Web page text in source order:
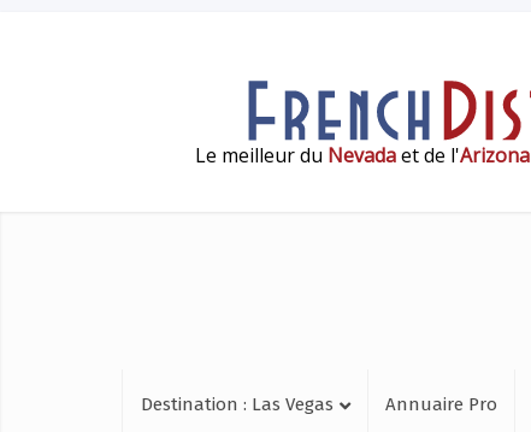
Le meilleur du Nevadaet de l'Arizona
Destination : Las Vegas Annuaire Pro